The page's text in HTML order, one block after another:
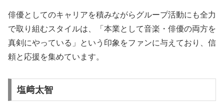
俳優としてのキャリアを積みながらグループ活動にも全力
で取り組むスタイルは、「本業として音楽・俳優の両方を
真剣にやっている」という印象をファンに与えており、信
頼と応援を集めています。
塩﨑太智